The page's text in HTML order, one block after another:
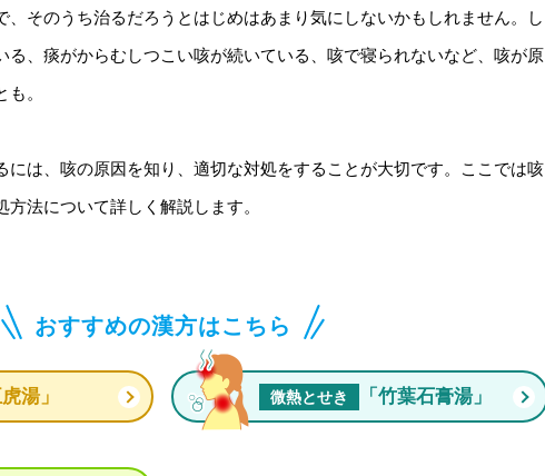
、そのうち治るだろうとはじめはあまり気にしないかもしれません。し
る、痰がからむしつこい咳が続いている、咳で寝られないなど、咳が原
。
には、咳の原因を知り、適切な対処をすることが大切です。ここでは咳
法について詳しく解説します。
おすすめの漢方はこちら
虎湯」 微熱とせき 「竹葉石膏湯」